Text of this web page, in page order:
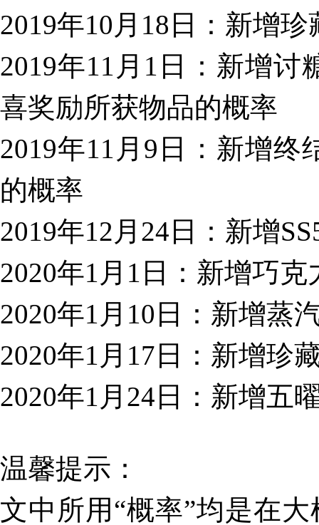
2019年10月18日：新增
2019年11月1日：新增
喜奖励所获物品的概率
2019年11月9日：新增
的概率
2019年12月24日：新增
2020年1月1日：新增巧
2020年1月10日：新增蒸
2020年1月17日：新增珍
2020年1月24日：新增五
温馨提示：
文中所用“概率”均是在